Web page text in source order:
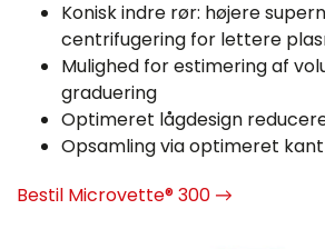
Konisk indre rør: højere
centrifugering for lettere
Mulighed for estimering af
graduering
Optimeret lågdesign
Opsamling via optimeret kant
Bestil Microvette® 300 →